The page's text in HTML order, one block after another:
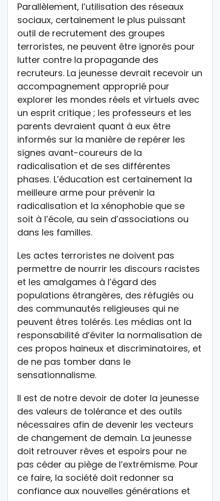
Parallèlement, l’utilisation des réseaux
sociaux, certainement le plus puissant
outil de recrutement des groupes
terroristes, ne peuvent être ignorés pour
lutter contre la propagande des
recruteurs. La jeunesse devrait recevoir un
accompagnement approprié pour
explorer les mondes réels et virtuels avec
un esprit critique ; les professeurs et les
parents devraient quant à eux être
informés sur la manière de repérer les
signes avant-coureurs de la
radicalisation et de ses différentes
phases. L’éducation est certainement la
meilleure arme pour prévenir la
radicalisation et la xénophobie que se
soit à l’école, au sein d’associations ou
dans les familles.
Les actes terroristes ne doivent pas
permettre de nourrir les discours racistes
et les amalgames à l’égard des
populations étrangères, des réfugiés ou
des communautés religieuses qui ne
peuvent êtres tolérés. Les médias ont la
responsabilité d’éviter la normalisation de
ces propos haineux et discriminatoires, et
de ne pas tomber dans le
sensationnalisme.
Il est de notre devoir de doter la jeunesse
des valeurs de tolérance et des outils
nécessaires afin de devenir les vecteurs
de changement de demain. La jeunesse
doit retrouver rêves et espoirs pour ne
pas céder au piège de l’extrémisme. Pour
ce faire, la société doit redonner sa
confiance aux nouvelles générations et